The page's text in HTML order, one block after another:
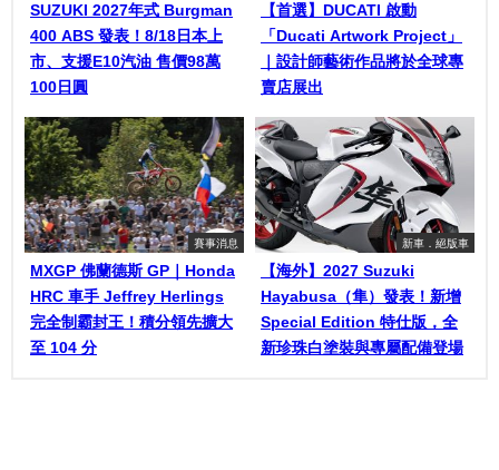
SUZUKI 2027年式 Burgman
400 ABS 發表！8/18日本上
市、支援E10汽油 售價98萬
100日圓
【首選】DUCATI 啟動
「Ducati Artwork Project」
｜設計師藝術作品將於全球專
賣店展出
賽事消息
MXGP 佛蘭德斯 GP｜Honda
HRC 車手 Jeffrey Herlings
完全制霸封王！積分領先擴大
至 104 分
新車．絕版車
【海外】2027 Suzuki
Hayabusa（隼）發表！新增
Special Edition 特仕版，全
新珍珠白塗裝與專屬配備登場